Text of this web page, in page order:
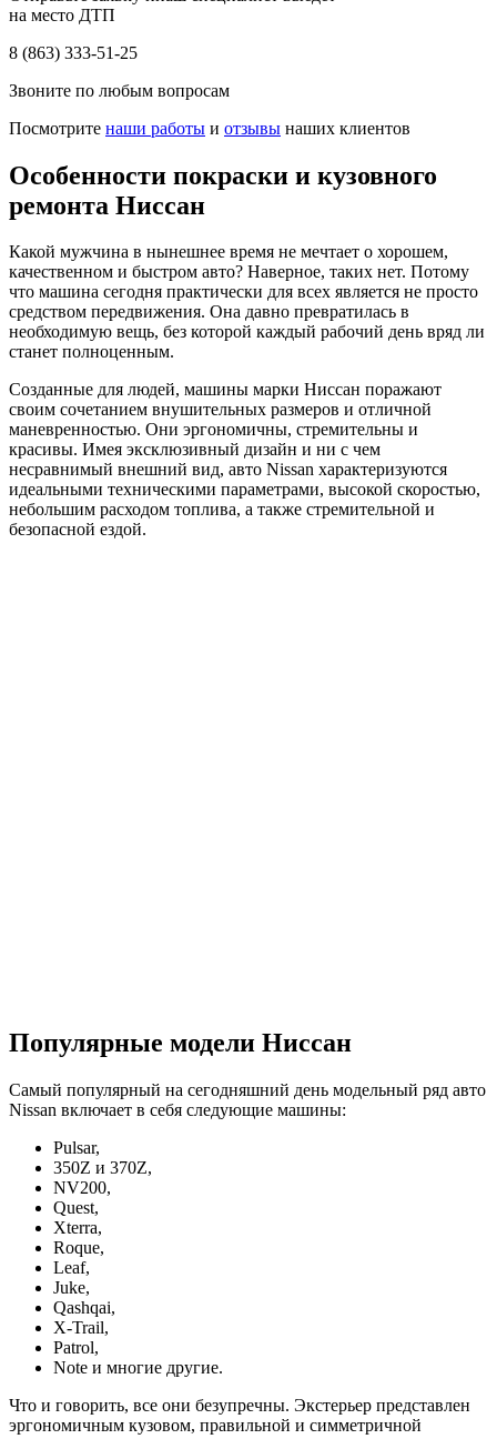
на место ДТП
8 (863) 333-51-25
Звоните по любым вопросам
Посмотрите наши работы и отзывы наших клиентов
Особенности покраски и кузовного
ремонта Ниссан
Какой мужчина в нынешнее время не мечтает о хорошем,
качественном и быстром авто? Наверное, таких нет. Потому
что машина сегодня практически для всех является не просто
средством передвижения. Она давно превратилась в
необходимую вещь, без которой каждый рабочий день вряд ли
станет полноценным.
Созданные для людей, машины марки Ниссан поражают
своим сочетанием внушительных размеров и отличной
маневренностью. Они эргономичны, стремительны и
красивы. Имея эксклюзивный дизайн и ни с чем
несравнимый внешний вид, авто Nissan характеризуются
идеальными техническими параметрами, высокой скоростью,
небольшим расходом топлива, а также стремительной и
безопасной ездой.
Популярные модели Ниссан
Самый популярный на сегодняшний день модельный ряд авто
Nissan включает в себя следующие машины:
Pulsar,
350Z и 370Z,
NV200,
Quest,
Xterra,
Roque,
Leaf,
Juke,
Qashqai,
X-Trail,
Patrol,
Note и многие другие.
Что и говорить, все они безупречны. Экстерьер представлен
эргономичным кузовом, правильной и симметричной